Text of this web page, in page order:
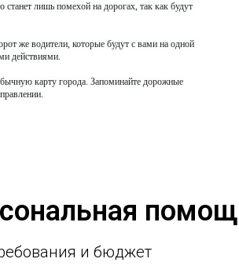
лишь помехой на дорогах, так как будут
же водители, которые будут с вами на одной
действиями.
карту города. Запоминайте дорожные
и бюджет